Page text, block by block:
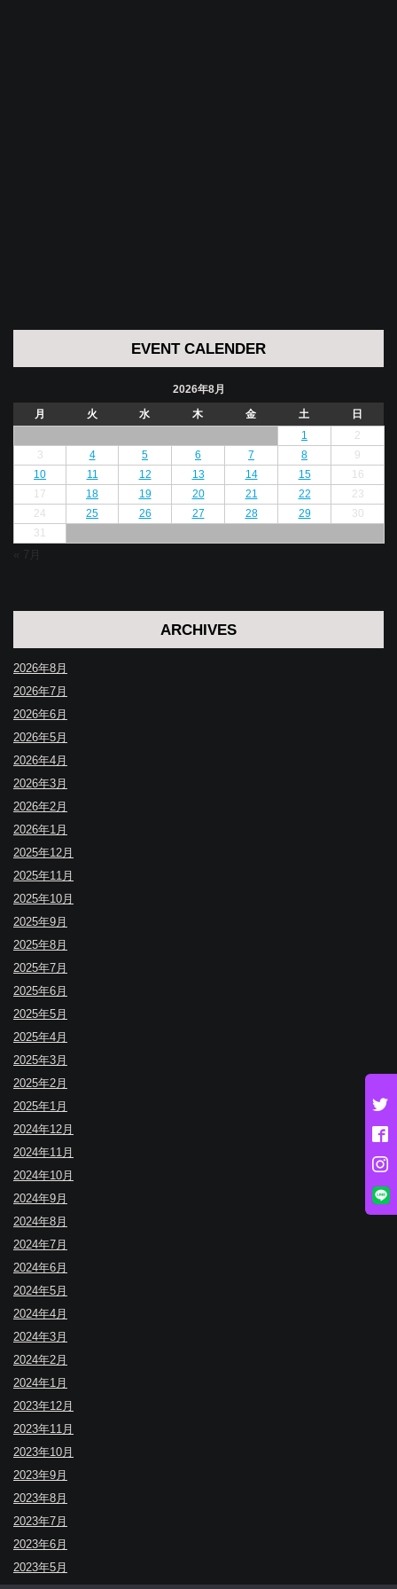
EVENT CALENDER
2026年8月
月
火 水 木 金 土
日
1
2
3
4 5 6 7 8
9
10
11 12 13 14 15
16
17
18 19 20 21 22
23
24
25 26 27 28 29
30
31
« 7月
ARCHIVES
2026年8月
2026年7月
2026年6月
2026年5月
2026年4月
2026年3月
2026年2月
2026年1月
2025年12月
2025年11月
2025年10月
2025年9月
2025年8月
2025年7月
2025年6月
2025年5月
2025年4月
2025年3月
2025年2月
2025年1月
2024年12月
2024年11月
2024年10月
2024年9月
2024年8月
2024年7月
2024年6月
2024年5月
2024年4月
2024年3月
2024年2月
2024年1月
2023年12月
2023年11月
2023年10月
2023年9月
2023年8月
2023年7月
2023年6月
2023年5月